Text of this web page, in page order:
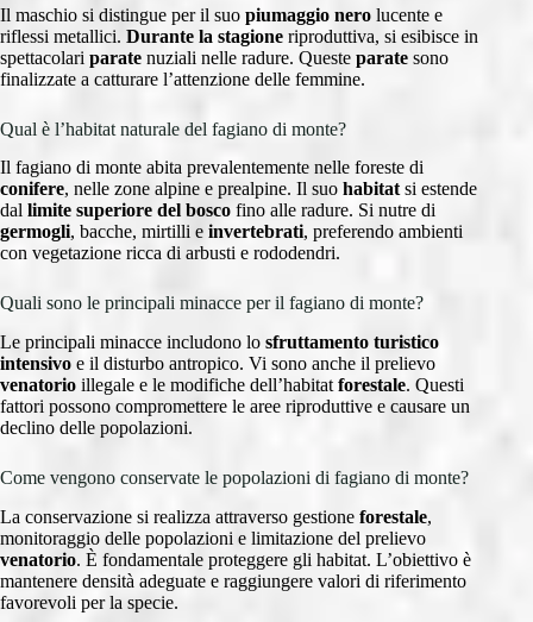
Il maschio si distingue per il suo piumaggio nero lucente e
riflessi metallici. Durante la stagione riproduttiva, si esibisce in
spettacolari parate nuziali nelle radure. Queste parate sono
finalizzate a catturare l’attenzione delle femmine.
Qual è l’habitat naturale del fagiano di monte?
Il fagiano di monte abita prevalentemente nelle foreste di
conifere, nelle zone alpine e prealpine. Il suo habitat si estende
dal limite superiore del bosco fino alle radure. Si nutre di
germogli, bacche, mirtilli e invertebrati, preferendo ambienti
con vegetazione ricca di arbusti e rododendri.
Quali sono le principali minacce per il fagiano di monte?
Le principali minacce includono lo sfruttamento turistico
intensivo e il disturbo antropico. Vi sono anche il prelievo
venatorio illegale e le modifiche dell’habitat forestale. Questi
fattori possono compromettere le aree riproduttive e causare un
declino delle popolazioni.
Come vengono conservate le popolazioni di fagiano di monte?
La conservazione si realizza attraverso gestione forestale,
monitoraggio delle popolazioni e limitazione del prelievo
venatorio. È fondamentale proteggere gli habitat. L’obiettivo è
mantenere densità adeguate e raggiungere valori di riferimento
favorevoli per la specie.